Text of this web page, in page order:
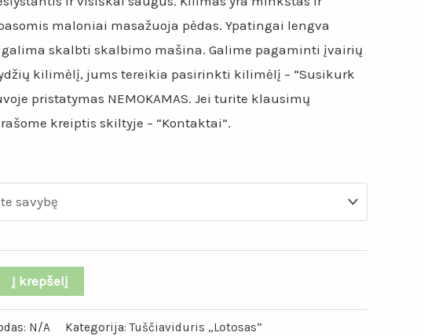
maloniai masažuoja pėdas. Ypatingai lengva
galima skalbti skalbimo mašina. Galime pagaminti įvairių
kilimėlį, jums tereikia pasirinkti kilimėlį – “Susikurk
pristatymas NEMOKAMAS. Jei turite klausimų
kreiptis skiltyje – “Kontaktai”.
Į krepšelį
N/A Kategorija:Tuščiaviduris „Lotosas“